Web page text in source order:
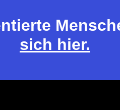
sich hier.